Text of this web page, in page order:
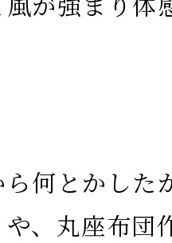
何とかした
、丸座布団